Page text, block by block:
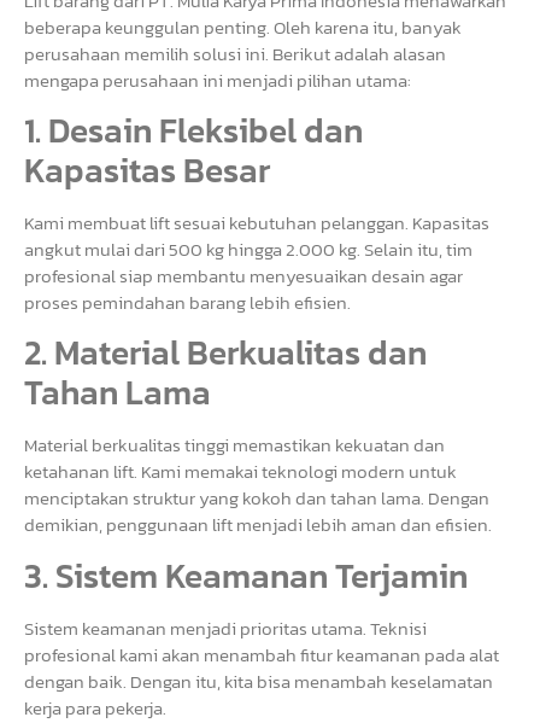
beberapa keunggulan penting. Oleh karena itu, banyak
perusahaan memilih solusi ini. Berikut adalah alasan
mengapa perusahaan ini menjadi pilihan utama:
1. Desain Fleksibel dan
Kapasitas Besar
Kami membuat lift sesuai kebutuhan pelanggan. Kapasitas
angkut mulai dari 500 kg hingga 2.000 kg. Selain itu, tim
profesional siap membantu menyesuaikan desain agar
proses pemindahan barang lebih efisien.
2. Material Berkualitas dan
Tahan Lama
Material berkualitas tinggi memastikan kekuatan dan
ketahanan lift. Kami memakai teknologi modern untuk
menciptakan struktur yang kokoh dan tahan lama. Dengan
demikian, penggunaan lift menjadi lebih aman dan efisien.
3. Sistem Keamanan Terjamin
Sistem keamanan menjadi prioritas utama. Teknisi
profesional kami akan menambah fitur keamanan pada alat
dengan baik. Dengan itu, kita bisa menambah keselamatan
kerja para pekerja.